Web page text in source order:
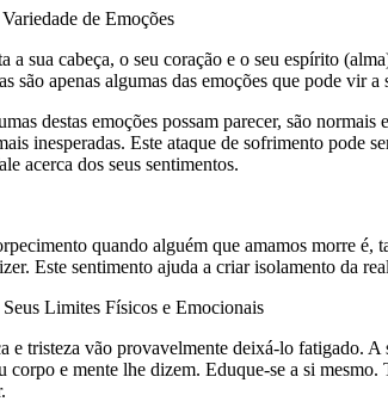
de Emoções
a sua cabeça, o seu coração e o seu espírito
são apenas algumas das emoções que pode vir
destas emoções possam parecer, são
inesperadas. Este ataque de sofrimento pode
acerca dos seus sentimentos.
quando alguém que amamos morre
Este sentimento ajuda a criar isolamento da
Limites Físicos e Emocionais
e tristeza vão provavelmente deixá-lo fatigado.
corpo e mente lhe dizem. Eduque-se a si